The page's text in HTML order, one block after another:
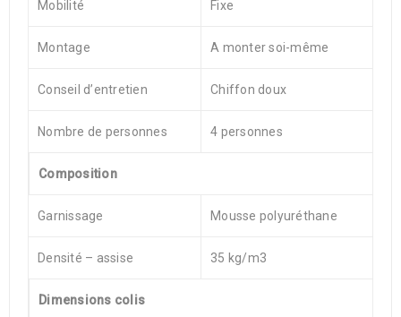
Mobilité Fixe
Montage A monter soi-même
Conseil d’entretien Chiffon doux
Nombre de personnes 4 personnes
Composition
Garnissage Mousse polyuréthane
Densité – assise 35 kg/m3
Dimensions colis